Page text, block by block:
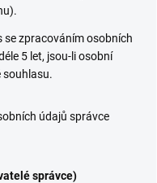
se zpracováním osobních
5 let, jsou-li osobní
souhlasu.
údajů správce
správce)